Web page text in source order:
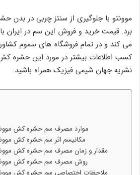
موونتو با جلوگیری از سنتز چربی در بدن
برد. قیمت خرید و فروش این سم در ایران
می کند و در تمام فروشگاه های سموم
کسب اطلاعات بیشتر در مورد این حشره کش
نشریه جهان شیمی فیزیک همراه باشید.
موارد مصرف سم حشره کش
مکانیسم اثر سم حشره کش
مقدار و زمان مصرف سم حشره کش
روش مصرف سم حشره کش موونتو
ملاحظات اختصاصی سم حشره کش